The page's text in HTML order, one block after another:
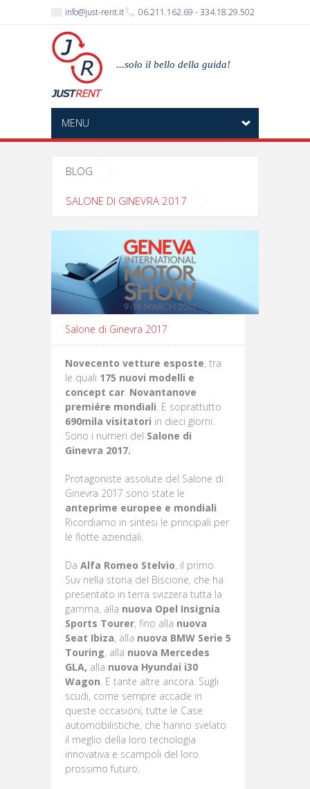
info@just-rent.it 06.211.162.69 - 334.18.29.502
...solo il bello della guida!
MENU
BLOG
SALONE DI GINEVRA 2017
Salone di Ginevra 2017
Novecento vetture esposte, tra
le quali 175 nuovi modelli e
concept car. Novantanove
premiére mondiali. E soprattutto
690mila visitatori in dieci giorni.
Sono i numeri del Salone di
Ginevra 2017.
Protagoniste assolute del Salone di
Ginevra 2017 sono state le
anteprime europee e mondiali.
Ricordiamo in sintesi le principali per
le flotte aziendali.
Da Alfa Romeo Stelvio, il primo
Suv nella storia del Biscione, che ha
presentato in terra svizzera tutta la
gamma, alla nuova Opel Insignia
Sports Tourer, fino alla nuova
Seat Ibiza, alla nuova BMW Serie 5
Touring, alla nuova Mercedes
GLA, alla nuova Hyundai i30
Wagon. E tante altre ancora. Sugli
scudi, come sempre accade in
queste occasioni, tutte le Case
automobilistiche, che hanno svelato
il meglio della loro tecnologia
innovativa e scampoli del loro
prossimo futuro.